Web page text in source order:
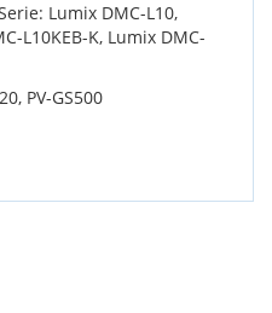
Lumix DMC-L10,
L10KEB-K, Lumix DMC-
PV-GS500